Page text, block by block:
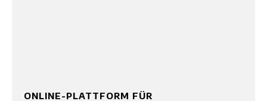
ONLINE-PLATTFORM FÜR